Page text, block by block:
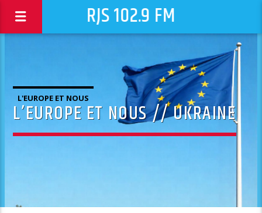
RJS 102.9 FM
L'EUROPE ET NOUS
L’EUROPE ET NOUS // UKRAINE